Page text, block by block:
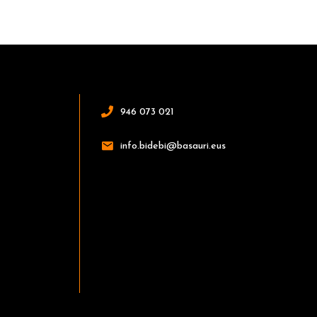
946 073 021
info.bidebi@basauri.eus